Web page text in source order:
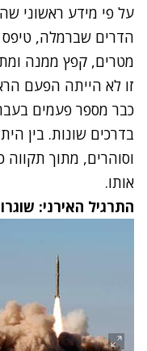
על פי מידע ראשוני
הדרים שברמלה, טיפס
מטרים, קפץ ממנה
זו לא הייתה הפעם
כבר מספר פעמים
בדרכים שונות. בין
וסוהרים, מתוך תקווה
אותו.
התרגיל האירני: